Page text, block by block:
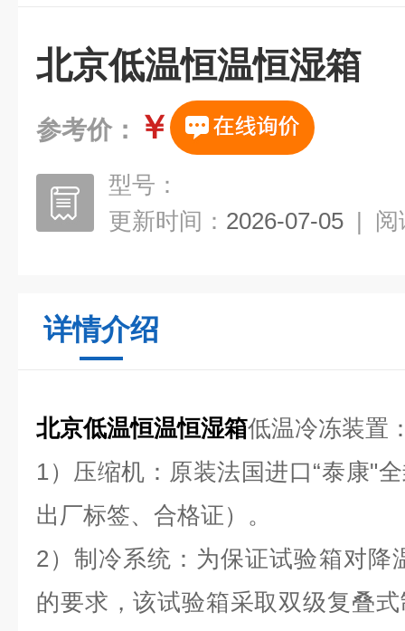
北京低温恒温恒湿箱
参考价： ￥
型号：
更新时间： 2026-07-05 | 阅
详情介绍
北京低温恒温恒湿箱低温冷冻装置
1）压缩机：原装法国进口“泰康"
出厂标签、合格证）。
2）制冷系统：为保证试验箱对降
的要求，该试验箱采取双级复叠